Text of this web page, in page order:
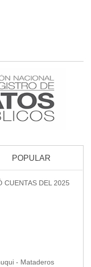
POPULAR
CUENTAS DEL 2025
- Mataderos